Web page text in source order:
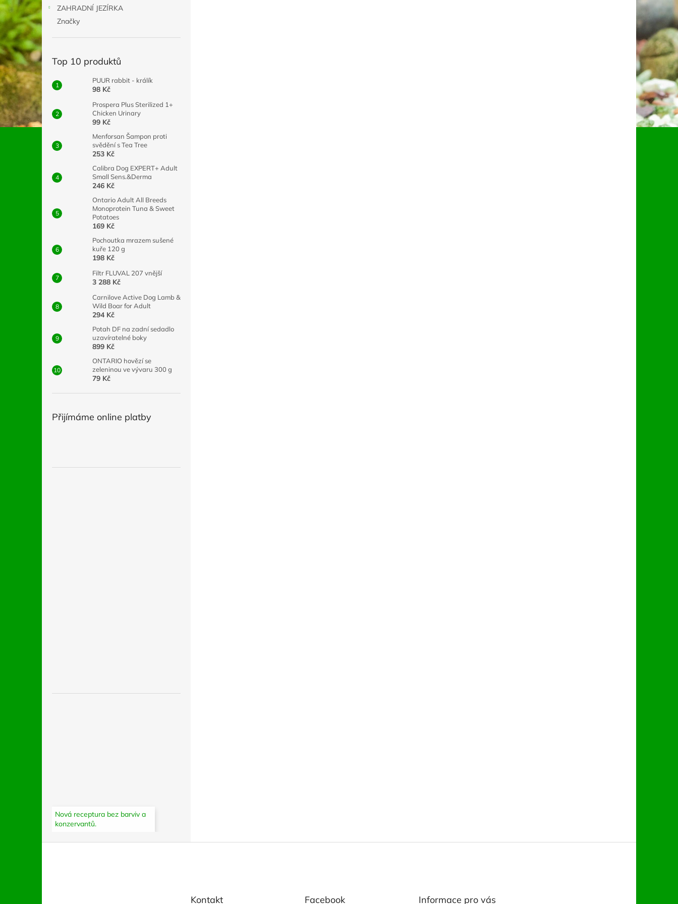
e
l
ZAHRADNÍ JEZÍRKA
Značky
Top 10 produktů
PUUR rabbit - králík
98 Kč
Prospera Plus Sterilized 1+
Chicken Urinary
99 Kč
Menforsan Šampon proti
svědění s Tea Tree
253 Kč
Calibra Dog EXPERT+ Adult
Small Sens.&Derma
246 Kč
Ontario Adult All Breeds
Monoprotein Tuna & Sweet
Potatoes
169 Kč
Pochoutka mrazem sušené
kuře 120 g
198 Kč
Filtr FLUVAL 207 vnější
3 288 Kč
Carnilove Active Dog Lamb &
Wild Boar for Adult
294 Kč
Potah DF na zadní sedadlo
uzavíratelné boky
899 Kč
ONTARIO hovězí se
zeleninou ve vývaru 300 g
79 Kč
Přijímáme online platby
Nová receptura bez barviv a
konzervantů.
Kontakt Facebook Informace pro vás